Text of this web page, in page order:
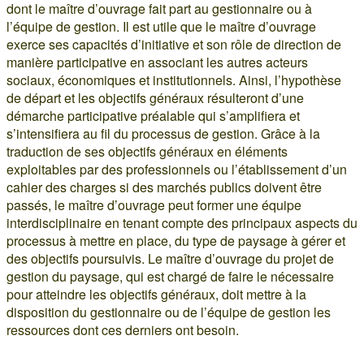
dont le maître d’ouvrage fait part au gestionnaire ou à
l’équipe de gestion. Il est utile que le maître d’ouvrage
exerce ses capacités d’initiative et son rôle de direction de
manière participative en associant les autres acteurs
sociaux, économiques et institutionnels. Ainsi, l’hypothèse
de départ et les objectifs généraux résulteront d’une
démarche participative préalable qui s’amplifiera et
s’intensifiera au fil du processus de gestion. Grâce à la
traduction de ses objectifs généraux en éléments
exploitables par des professionnels ou l’établissement d’un
cahier des charges si des marchés publics doivent être
passés, le maître d’ouvrage peut former une équipe
interdisciplinaire en tenant compte des principaux aspects du
processus à mettre en place, du type de paysage à gérer et
des objectifs poursuivis. Le maître d’ouvrage du projet de
gestion du paysage, qui est chargé de faire le nécessaire
pour atteindre les objectifs généraux, doit mettre à la
disposition du gestionnaire ou de l’équipe de gestion les
ressources dont ces derniers ont besoin.